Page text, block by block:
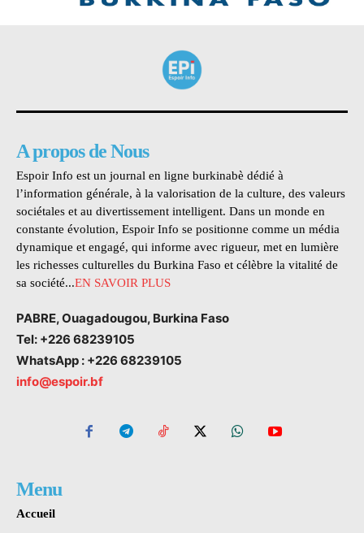
A propos de Nous
Espoir Info est un journal en ligne burkinabè dédié à
l’information générale, à la valorisation de la culture, des valeurs
sociétales et au divertissement intelligent. Dans un monde en
constante évolution, Espoir Info se positionne comme un média
dynamique et engagé, qui informe avec rigueur, met en lumière
les richesses culturelles du Burkina Faso et célèbre la vitalité de
sa société...EN SAVOIR PLUS
PABRE, Ouagadougou, Burkina Faso
Tel: +226 68239105
WhatsApp : +226 68239105
info@espoir.bf
Menu
Accueil